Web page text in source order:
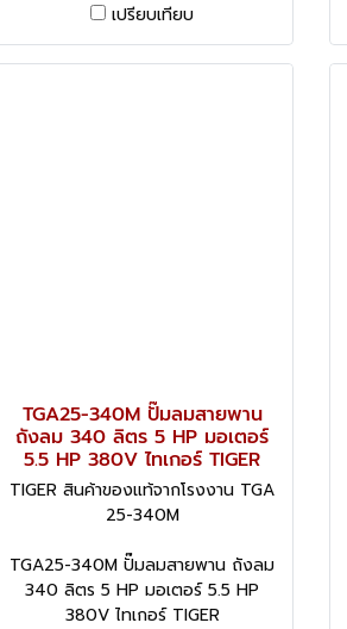
เปรียบเทียบ
TGA25-340M ปั๊มลมสายพาน
ถังลม 340 ลิตร 5 HP มอเตอร์
5.5 HP 380V ไทเกอร์ TIGER
TIGER สินค้าของแท้จากโรงงาน TGA
25-340M
TGA25-340M ปั๊มลมสายพาน ถังลม
340 ลิตร 5 HP มอเตอร์ 5.5 HP
380V ไทเกอร์ TIGER